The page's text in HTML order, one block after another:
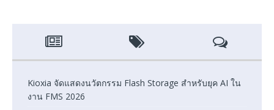
Kioxia จัดแสดงนวัตกรรม Flash Storage สำหรับยุค AI ใน
งาน FMS 2026